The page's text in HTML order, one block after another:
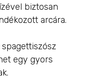
biztosan
arcára.
egy gyors